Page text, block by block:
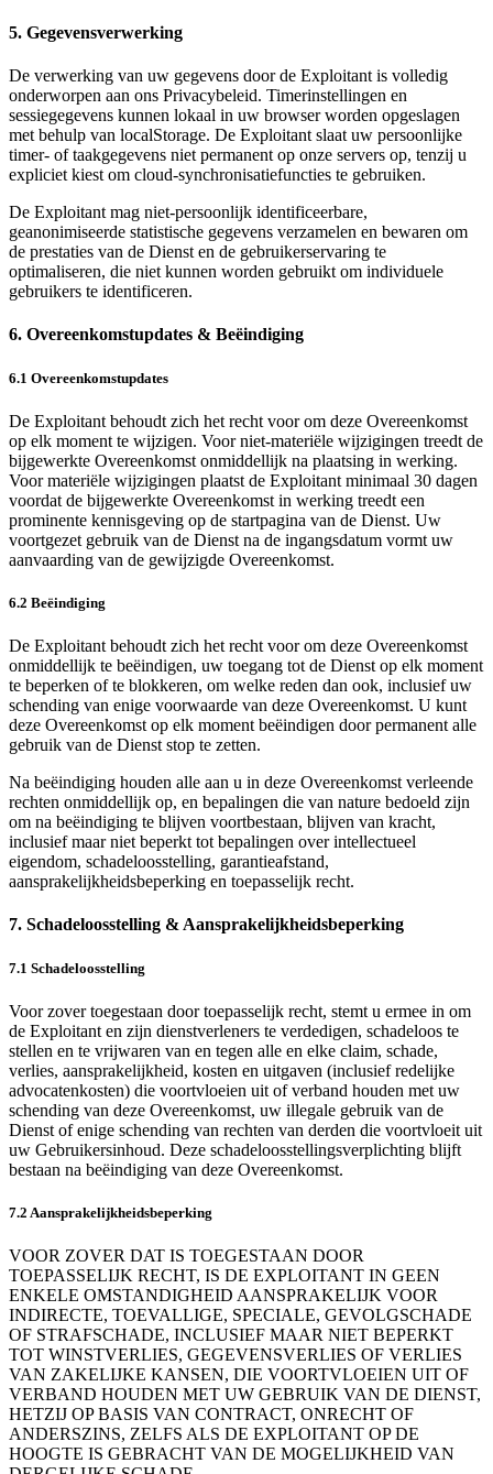
5. Gegevensverwerking
De verwerking van uw gegevens door de Exploitant is volledig
onderworpen aan ons Privacybeleid. Timerinstellingen en
sessiegegevens kunnen lokaal in uw browser worden opgeslagen
met behulp van localStorage. De Exploitant slaat uw persoonlijke
timer- of taakgegevens niet permanent op onze servers op, tenzij u
expliciet kiest om cloud-synchronisatiefuncties te gebruiken.
De Exploitant mag niet-persoonlijk identificeerbare,
geanonimiseerde statistische gegevens verzamelen en bewaren om
de prestaties van de Dienst en de gebruikerservaring te
optimaliseren, die niet kunnen worden gebruikt om individuele
gebruikers te identificeren.
6. Overeenkomstupdates & Beëindiging
6.1 Overeenkomstupdates
De Exploitant behoudt zich het recht voor om deze Overeenkomst
op elk moment te wijzigen. Voor niet-materiële wijzigingen treedt de
bijgewerkte Overeenkomst onmiddellijk na plaatsing in werking.
Voor materiële wijzigingen plaatst de Exploitant minimaal 30 dagen
voordat de bijgewerkte Overeenkomst in werking treedt een
prominente kennisgeving op de startpagina van de Dienst. Uw
voortgezet gebruik van de Dienst na de ingangsdatum vormt uw
aanvaarding van de gewijzigde Overeenkomst.
6.2 Beëindiging
De Exploitant behoudt zich het recht voor om deze Overeenkomst
onmiddellijk te beëindigen, uw toegang tot de Dienst op elk moment
te beperken of te blokkeren, om welke reden dan ook, inclusief uw
schending van enige voorwaarde van deze Overeenkomst. U kunt
deze Overeenkomst op elk moment beëindigen door permanent alle
gebruik van de Dienst stop te zetten.
Na beëindiging houden alle aan u in deze Overeenkomst verleende
rechten onmiddellijk op, en bepalingen die van nature bedoeld zijn
om na beëindiging te blijven voortbestaan, blijven van kracht,
inclusief maar niet beperkt tot bepalingen over intellectueel
eigendom, schadeloosstelling, garantieafstand,
aansprakelijkheidsbeperking en toepasselijk recht.
7. Schadeloosstelling & Aansprakelijkheidsbeperking
7.1 Schadeloosstelling
Voor zover toegestaan door toepasselijk recht, stemt u ermee in om
de Exploitant en zijn dienstverleners te verdedigen, schadeloos te
stellen en te vrijwaren van en tegen alle en elke claim, schade,
verlies, aansprakelijkheid, kosten en uitgaven (inclusief redelijke
advocatenkosten) die voortvloeien uit of verband houden met uw
schending van deze Overeenkomst, uw illegale gebruik van de
Dienst of enige schending van rechten van derden die voortvloeit uit
uw Gebruikersinhoud. Deze schadeloosstellingsverplichting blijft
bestaan na beëindiging van deze Overeenkomst.
7.2 Aansprakelijkheidsbeperking
VOOR ZOVER DAT IS TOEGESTAAN DOOR
TOEPASSELIJK RECHT, IS DE EXPLOITANT IN GEEN
ENKELE OMSTANDIGHEID AANSPRAKELIJK VOOR
INDIRECTE, TOEVALLIGE, SPECIALE, GEVOLGSCHADE
OF STRAFSCHADE, INCLUSIEF MAAR NIET BEPERKT
TOT WINSTVERLIES, GEGEVENSVERLIES OF VERLIES
VAN ZAKELIJKE KANSEN, DIE VOORTVLOEIEN UIT OF
VERBAND HOUDEN MET UW GEBRUIK VAN DE DIENST,
HETZIJ OP BASIS VAN CONTRACT, ONRECHT OF
ANDERSZINS, ZELFS ALS DE EXPLOITANT OP DE
HOOGTE IS GEBRACHT VAN DE MOGELIJKHEID VAN